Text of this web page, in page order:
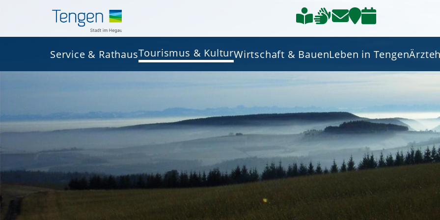
Service & RathausTourismus & KulturWirtschaft & BauenLeben in Tengen